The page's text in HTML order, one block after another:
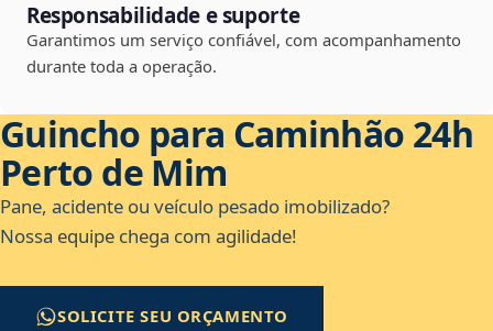
Responsabilidade e suporte
Garantimos um serviço confiável, com acompanhamento
durante toda a operação.
Guincho para Caminhão 24h
Perto de Mim
Pane, acidente ou veículo pesado imobilizado?
Nossa equipe chega com agilidade!
SOLICITE SEU ORÇAMENTO